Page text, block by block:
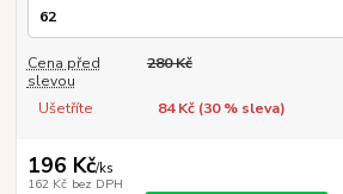
Cena před
slevou
280 Kč
Ušetříte 84 Kč (30% sleva)
196 Kč/ks
162 Kč bez DPH